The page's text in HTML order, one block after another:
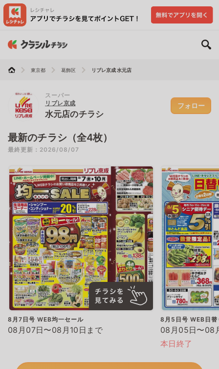
東京都 葛飾区 リブレ京成 水元店
スーパー
リブレ京成
水元店のチラシ
フォロー
最新のチラシ（全4枚）
最終更新：2026/08/07
8月7日号 WEB均一セール
08月07日〜08月10日まで
8月5日号 WEB日替
08月05日〜08
本日終了